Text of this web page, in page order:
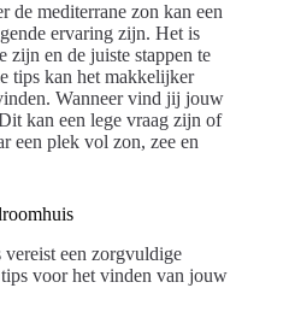
de mediterrane zon kan een
ervaring zijn. Het is
zijn en de juiste stappen te
tips kan het makkelijker
Wanneer vind jij jouw
kan een lege vraag zijn of
een plek vol zon, zee en
een zorgvuldige
voor het vinden van jouw